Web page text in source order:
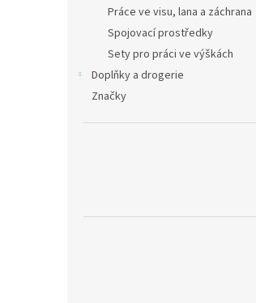
Práce ve visu, lana a záchrana
Spojovací prostředky
Sety pro práci ve výškách
Doplňky a drogerie
Značky